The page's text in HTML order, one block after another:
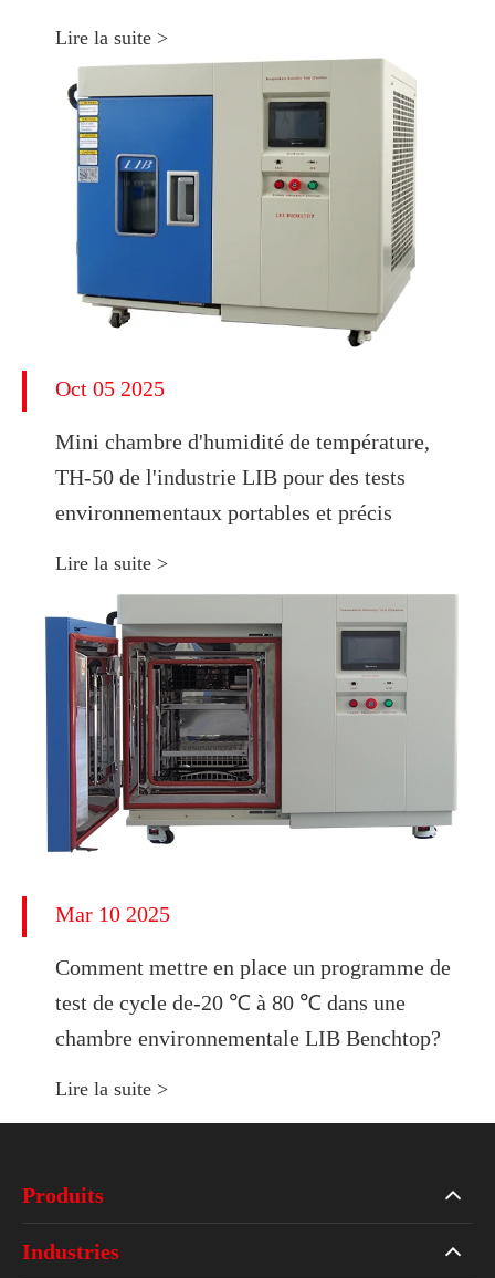
Lire la suite >
Oct 05 2025
Mini chambre d'humidité de température,
TH-50 de l'industrie LIB pour des tests
environnementaux portables et précis
Lire la suite >
Mar 10 2025
Comment mettre en place un programme de
test de cycle de-20 ℃ à 80 ℃ dans une
chambre environnementale LIB Benchtop?
Lire la suite >
Produits
Industries